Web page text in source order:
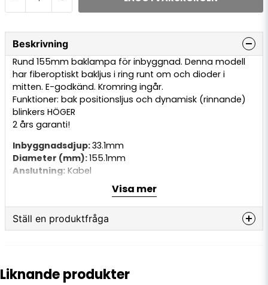
Beskrivning
Rund 155mm baklampa för inbyggnad. Denna modell
har fiberoptiskt bakljus i ring runt om och dioder i
mitten. E-godkänd. Kromring ingår.
Funktioner: bak positionsljus och dynamisk (rinnande)
blinkers HÖGER
2 års garanti!
Inbyggnadsdjup:33.1mm
Diameter (mm):155.1mm
Anslutning: Kabel
Volt (V):24v
IP:68
Visa mer
Ställ en produktfråga
Liknande produkter